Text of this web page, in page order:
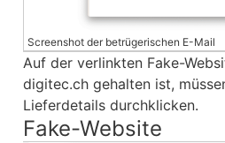
Screenshot der betrügerischen E-Mail
Auf der verlinkten Fake-
digitec.ch gehalten ist,
Lieferdetails durchklicken.
Fake-Website